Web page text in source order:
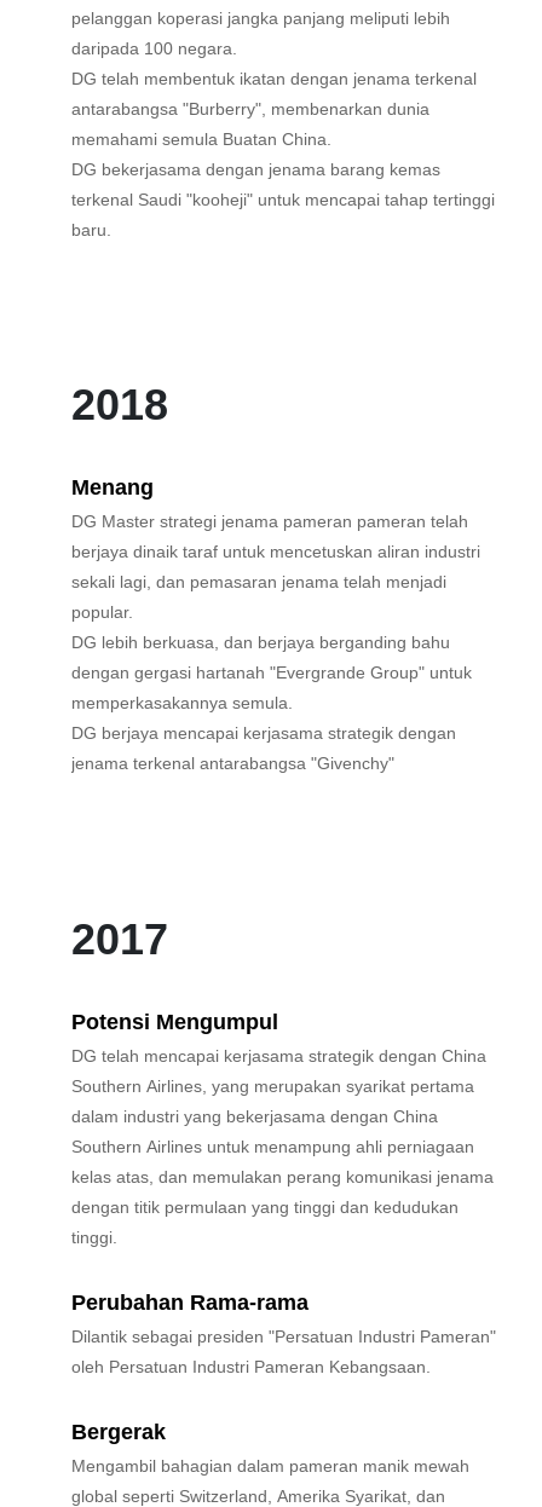
pelanggan koperasi jangka panjang meliputi lebih
daripada 100 negara.
DG telah membentuk ikatan dengan jenama terkenal
antarabangsa "Burberry", membenarkan dunia
memahami semula Buatan China.
DG bekerjasama dengan jenama barang kemas
terkenal Saudi "kooheji" untuk mencapai tahap tertinggi
baru.
2018
Menang
DG Master strategi jenama pameran pameran telah
berjaya dinaik taraf untuk mencetuskan aliran industri
sekali lagi, dan pemasaran jenama telah menjadi
popular.
DG lebih berkuasa, dan berjaya berganding bahu
dengan gergasi hartanah "Evergrande Group" untuk
memperkasakannya semula.
DG berjaya mencapai kerjasama strategik dengan
jenama terkenal antarabangsa "Givenchy"
2017
Potensi Mengumpul
DG telah mencapai kerjasama strategik dengan China
Southern Airlines, yang merupakan syarikat pertama
dalam industri yang bekerjasama dengan China
Southern Airlines untuk menampung ahli perniagaan
kelas atas, dan memulakan perang komunikasi jenama
dengan titik permulaan yang tinggi dan kedudukan
tinggi.
Perubahan Rama-rama
Dilantik sebagai presiden "Persatuan Industri Pameran"
oleh Persatuan Industri Pameran Kebangsaan.
Bergerak
Mengambil bahagian dalam pameran manik mewah
global seperti Switzerland, Amerika Syarikat, dan